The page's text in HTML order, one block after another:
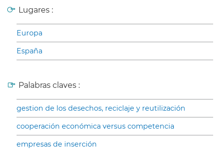
Lugares :
Europa
España
Palabras claves :
gestion de los desechos, reciclaje y reutilización
cooperación económica versus competencia
empresas de inserción